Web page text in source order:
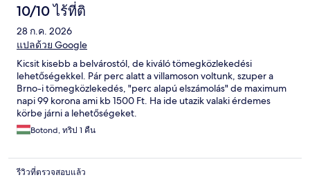
10/10 ไร้ที่ติ
28 ก.ค. 2026
แปลด้วย Google
Kicsit kisebb a belvárostól, de kiváló tömegközlekedési
lehetőségekkel. Pár perc alatt a villamoson voltunk, szuper a
Brno-i tömegközlekedés, "perc alapú elszámolás" de maximum
napi 99 korona ami kb 1500 Ft. Ha ide utazik valaki érdemes
körbe járni a lehetőségeket.
Botond, ทริป 1 คืน
รีวิวที่ตรวจสอบแล้ว